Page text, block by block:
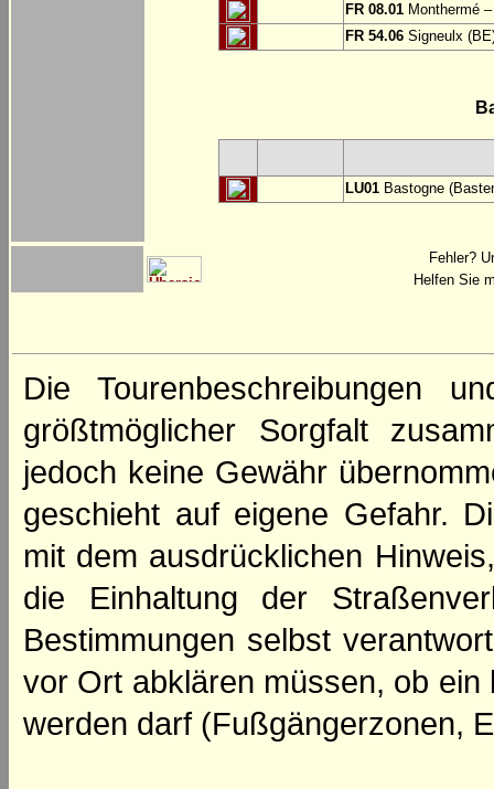
FR 08.01 Monthermé
FR 54.06 Signeulx
LU01 Bastogne
Fehler?
Helfen Sie
Die Tourenbeschreibungen
größtmöglicher Sorgfalt
jedoch keine Gewähr
geschieht auf eigene Gefahr.
mit dem ausdrücklichen
die Einhaltung der
Bestimmungen selbst
vor Ort abklären müssen, ob
werden darf (Fußgängerzonen,